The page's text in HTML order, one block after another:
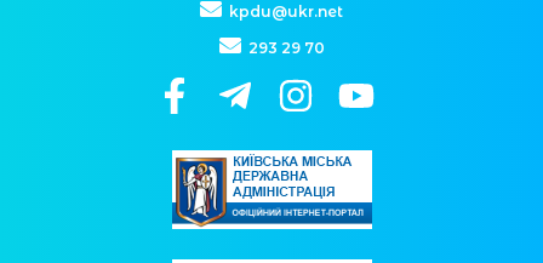
kpdu@ukr.net
293 29 70